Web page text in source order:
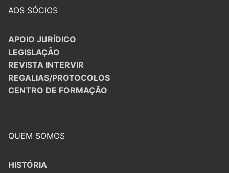
AOS SÓCIOS
APOIO JURÍDICO
LEGISLAÇÃO
REVISTA INTERVIR
REGALIAS/PROTOCOLOS
CENTRO DE FORMAÇÃO
QUEM SOMOS
HISTÓRIA